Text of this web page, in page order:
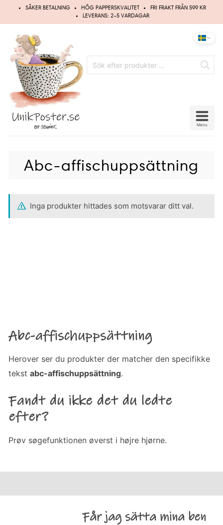
Hoppa
SÄKER BETALNING HÖG PAPPERSKVALITET
FRI FRAKT FRÅN 599 KR
LEVERANS: 2–5 VARDAGAR
Menu
Abc-affischuppsättning
Inga produkter hittades som motsvarar ditt val.
Abc-affischuppsättning
Herover ser du produkter der matcher den specifikke
tekstabc-affischuppsättning.
Fandt du ikke det du ledte
efter?
Prøv søgefunktionen øverst i højre hjørne.
Får jag sätta mina ben